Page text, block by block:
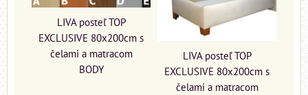
LIVA posteľ TOP
EXCLUSIVE 80x200cm s
čelami a matracom
BODY
LIVA posteľ TOP
EXCLUSIVE 80x200cm s
čelami a matracom